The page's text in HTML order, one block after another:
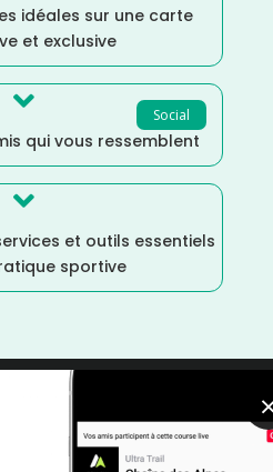
idéales sur une carte
et exclusive
Social

qui vous ressemblent

et outils essentiels
sportive
Marathon/Distance Faible